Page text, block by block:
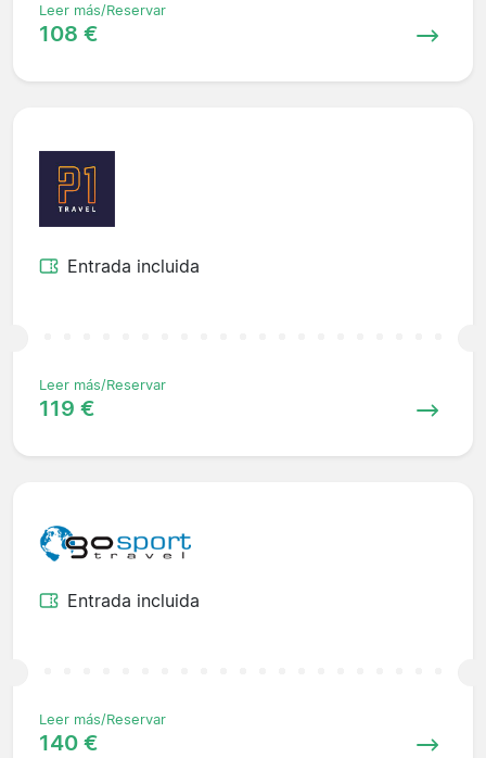
Leer más/Reservar
108 €
Entrada incluida
Leer más/Reservar
119 €
Entrada incluida
Leer más/Reservar
140 €